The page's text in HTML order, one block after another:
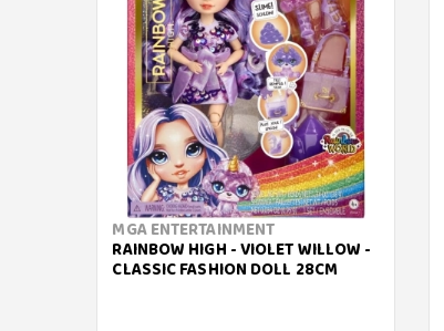
MGA ENTERTAINMENT
RAINBOW HIGH - VIOLET WILLOW -
CLASSIC FASHION DOLL 28CM